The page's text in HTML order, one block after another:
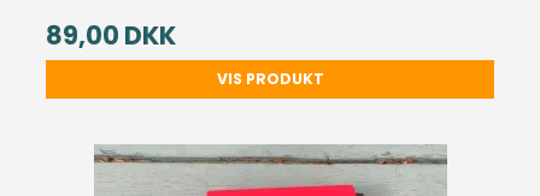
89,00 DKK
VIS PRODUKT